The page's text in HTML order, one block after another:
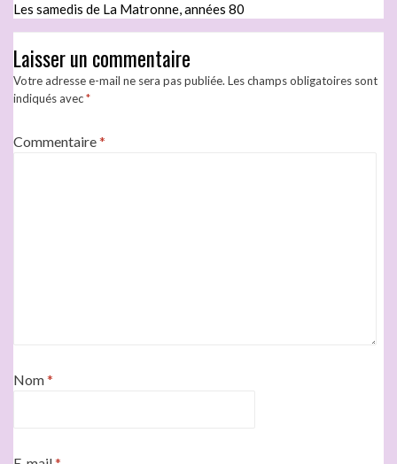
Les samedis de La Matronne, années 80
Laisser un commentaire
Votre adresse e-mail ne sera pas publiée. Les champs obligatoires sont
indiqués avec*
Commentaire*
Nom*